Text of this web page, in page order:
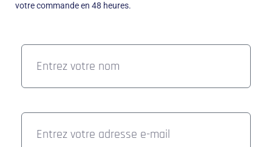
votre commande en 48 heures.